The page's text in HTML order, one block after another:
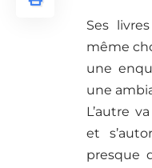
Ses
même
une
une
L’autre
et
presque